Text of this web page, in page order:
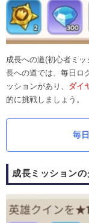
成長への道(初心者ミ
長への道では、毎日ロ
ッションがあり、 ダイ
的に挑戦しましょう。
毎
成長ミッションの